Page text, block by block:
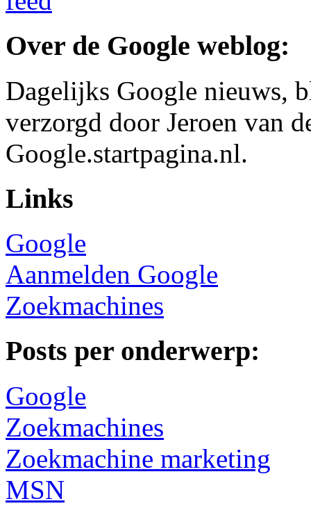
Over de Google weblog:
Dagelijks Google nieuws,
verzorgd door Jeroen van
Google.startpagina.nl.
Links
Google
Aanmelden Google
Zoekmachines
Posts per onderwerp:
Google
Zoekmachines
Zoekmachine marketing
MSN